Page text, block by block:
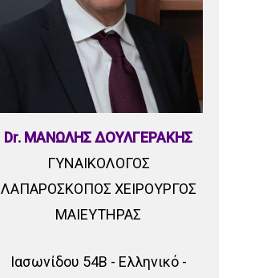
Dr. ΜΑΝΩΛΗΣ ΔΟΥΛΓΕΡΑΚΗΣ
ΓΥΝΑΙΚΟΛΟΓΟΣ
ΛΑΠΑΡΟΣΚΟΠΟΣ ΧΕΙΡΟΥΡΓΟΣ
ΜΑΙΕΥΤΗΡΑΣ
Ιασωνίδου 54Β - Ελληνικό -